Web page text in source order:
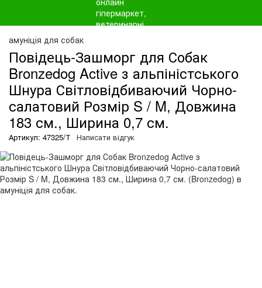
амуніція для собак
Повідець-Зашморг для Собак
Bronzedog Active з альпіністського
Шнура Світловідбиваючий Чорно-
салатовий Розмір S / M, Довжина
183 см., Ширина 0,7 см.
Артикул: 47325/Т Написати відгук